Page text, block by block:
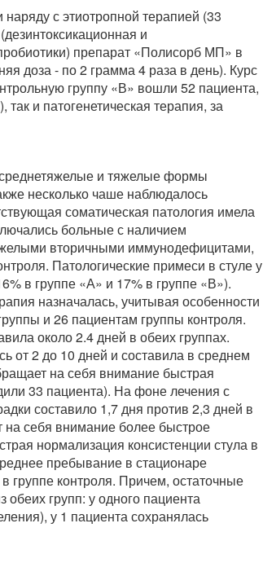
с этиотропной терапией (33
и
препарат «Полисорб МП» в
доза - по 2 грамма 4 раза в день). Курс
группу «В» вошли 52 пациента,
и патогенетическая терапия, за
и тяжелые формы
несколько чаше наблюдалось
соматическая патология имела
больные с наличием
вторичными иммунодефицитами,
Патологические примеси в стуле у
в группе «А» и 17% в группе «В»).
назначалась, учитывая особенности
и 26 пациентам группы контроля.
около 2.4 дней в обеих группах.
от 2 до 10 дней и составила в среднем
на себя внимание быстрая
33 пациента). На фоне лечения с
составило 1,7 дня против 2,3 дней в
на себя внимание более быстрое
нормализация консистенции стула в
пребывание в стационаре
группе контроля. Причем, остаточные
групп: у одного пациента
у 1 пациента сохранялась